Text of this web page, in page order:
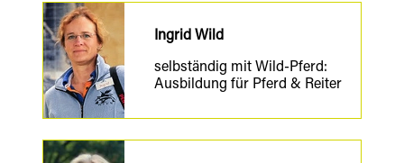
Ingrid Wild
selbständig mit Wild-Pferd:
Ausbildung für Pferd & Reiter